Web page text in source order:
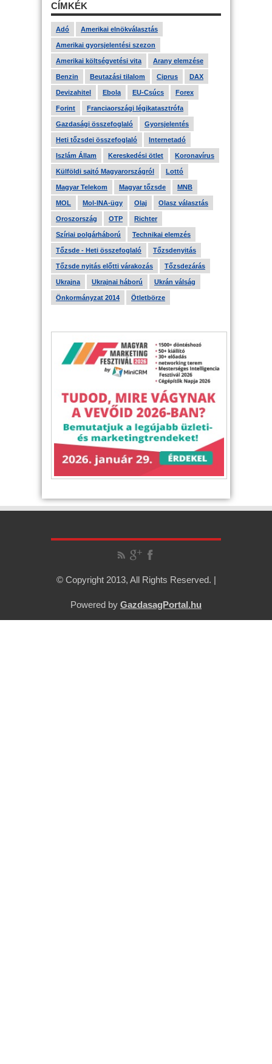
CÍMKÉK
Adó Amerikai elnökválasztás
Amerikai gyorsjelentési szezon
Amerikai költségvetési vita Arany elemzése
Benzin Beutazási tilalom Ciprus DAX
Devizahitel Ebola EU-Csúcs Forex
Forint Franciaországi légikatasztrófa
Gazdasági összefoglaló Gyorsjelentés
Heti tőzsdei összefoglaló Internetadó
Iszlám Állam Kereskedési ötlet Koronavírus
Külföldi sajtó Magyarországról Lottó
Magyar Telekom Magyar tőzsde MNB
MOL Mol-INA-ügy Olaj Olasz választás
Oroszország OTP Richter
Szíriai polgárháború Technikai elemzés
Tőzsde - Heti összefoglaló Tőzsdenyitás
Tőzsde nyitás előtti várakozás Tőzsdezárás
Ukrajna Ukrajnai háború Ukrán válság
Önkormányzat 2014 Ötletbörze
© Copyright 2013, All Rights Reserved. |
Powered by GazdasagPortal.hu